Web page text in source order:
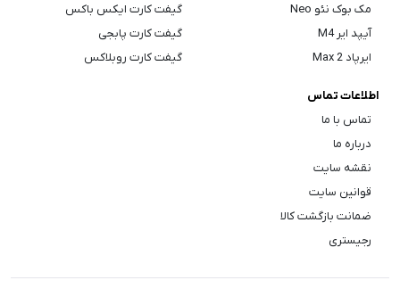
مک بوک نئو Neo
آیپد ایر M4
ایرپاد Max 2
گیفت کارت ایکس باکس
گیفت کارت پابجی
گیفت کارت روبلاکس
اطلاعات تماس
تماس با ما
درباره ما
نقشه سایت
قوانین سایت
ضمانت بازگشت کالا
رجیستری